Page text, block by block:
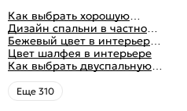
Как выбрать хорошую
кровать для сна
Дизайн спальни в частном
доме: множество идей
оформления идеальных
интерьеров
Бежевый цвет в интерьере
спальни 2024, 40 красивых
интерьеров с фото
Цвет шалфея в интерьере
Как выбрать двуспальную
кровать и матрас
правильно: советы и фото в
интерьере
Eще 310